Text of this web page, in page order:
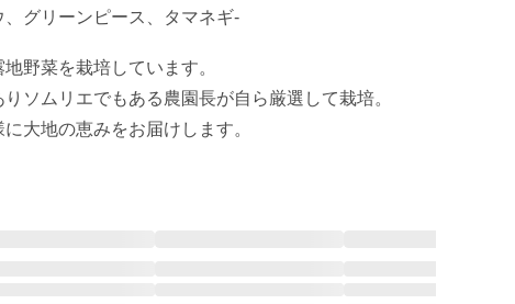
グリーンピース、タマネギ-
野菜を栽培しています。
ソムリエでもある農園長が自ら厳選して栽培。
大地の恵みをお届けします。